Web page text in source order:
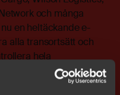
och många
en heltäckande e-
alla transortsätt och
hela